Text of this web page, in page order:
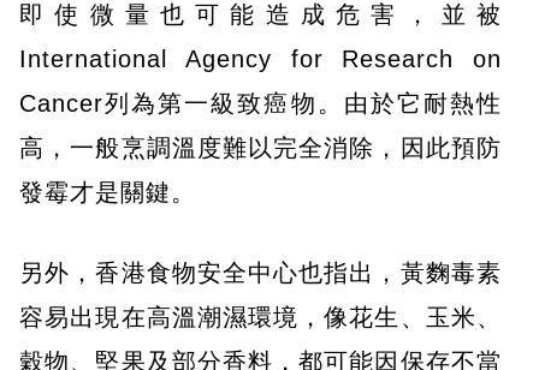
即使微量也可能造成危害，並被
International Agency for Research on
Cancer列為第一級致癌物。由於它耐熱性
高，一般烹調溫度難以完全消除，因此預防
發霉才是關鍵。
另外，香港食物安全中心也指出，黃麴毒素
容易出現在高溫潮濕環境，像花生、玉米、
穀物、堅果及部分香料，都可能因保存不當